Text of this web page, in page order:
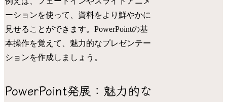
ーションを使って、資料をより鮮やかに
見せることができます。PowerPointの基
本操作を覚えて、魅力的なプレゼンテー
ションを作成しましょう。
PowerPoint発展：魅力的な